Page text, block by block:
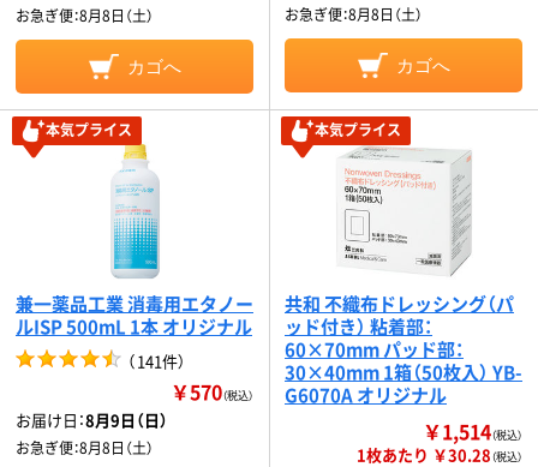
お急ぎ便：8月8日（土）
カゴへ
お急ぎ便：8月8日（土）
カゴへ
本気プライス
兼一薬品工業 消毒用エタノー
ルISP 500mL 1本 オリジナル
（141件）
￥570（税込）
お届け日：8月9日（日）
お急ぎ便：8月8日（土）
本気プライス
共和 不織布ドレッシング（パ
ッド付き） 粘着部：
60×70mm パッド部：
30×40mm 1箱（50枚入） YB-
G6070A オリジナル
￥1,514（税込）
1枚あたり ￥30.28（税込）